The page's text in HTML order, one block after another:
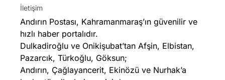
İletişim
Andırın Postası, Kahramanmaraş’ın güvenilir ve
hızlı haber portalıdır.
Dulkadiroğlu ve Onikişubat’tan Afşin, Elbistan,
Pazarcık, Türkoğlu, Göksun;
Andırın, Çağlayancerit, Ekinözü ve Nurhak’a